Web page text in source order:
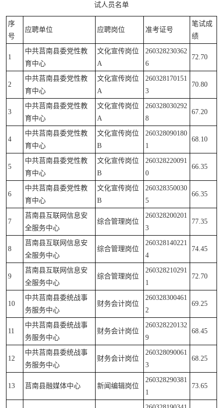
试人员名单
序
号
应聘单位 应聘岗位 准考证号
笔试成
绩
1
中共莒南县委党性教
育中心
文化宣传岗位
A
260328230362
6
72.70
2
中共莒南县委党性教
育中心
文化宣传岗位
A
260328170151
3
70.80
3
中共莒南县委党性教
育中心
文化宣传岗位
A
260328030292
8
67.20
4
中共莒南县委党性教
育中心
文化宣传岗位
B
260328090180
1
68.10
5
中共莒南县委党性教
育中心
文化宣传岗位
B
260328220091
0
66.35
6
中共莒南县委党性教
育中心
文化宣传岗位
B
260328350030
5
66.35
7
莒南县互联网信息安
全服务中心
综合管理岗位
260328200201
3
77.35
8
莒南县互联网信息安
全服务中心
综合管理岗位
260328140221
4
74.45
9
莒南县互联网信息安
全服务中心
综合管理岗位
260328210291
1
72.70
10
中共莒南县委统战事
务服务中心
财务会计岗位
260328300461
2
69.25
11
中共莒南县委统战事
务服务中心
财务会计岗位
260328220132
9
68.45
12
中共莒南县委统战事
务服务中心
财务会计岗位
260328090061
3
68.25
13 莒南县融媒体中心 新闻编辑岗位
260328290381
1
73.65